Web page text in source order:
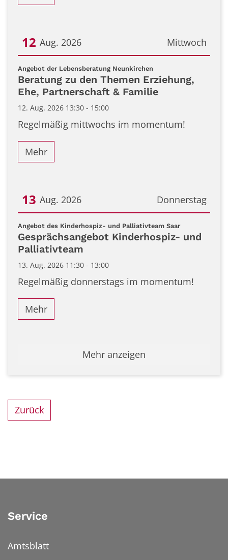
Mittwoch
12 Aug. 2026
Datum: 12. August 2026
Angebot der Lebensberatung Neunkirchen
Beratung zu den Themen Erziehung,
Ehe, Partnerschaft & Familie
12. Aug. 2026 13:30 - 15:00
Regelmäßig mittwochs im momentum!
Mehr
Donnerstag
13 Aug. 2026
Datum: 13. August 2026
Angebot des Kinderhospiz- und Palliativteam Saar:
Gesprächsangebot Kinderhospiz- und
Palliativteam
13. Aug. 2026 11:30 - 13:00
Regelmäßig donnerstags im momentum!
Mehr
Mehr anzeigen
Zurück
Service
Amtsblatt